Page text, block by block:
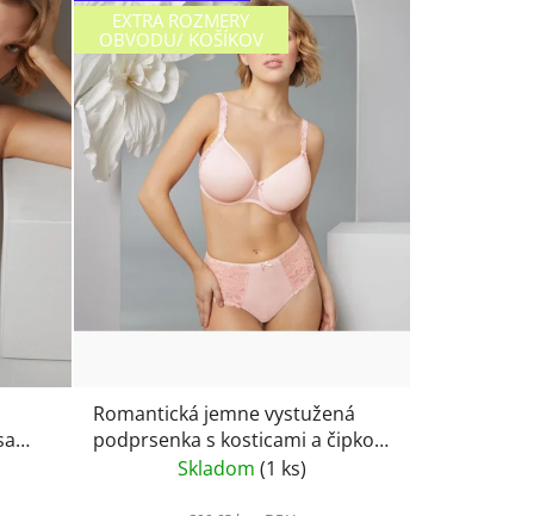
EXTRA ROZMERY
OBVODU/ KOŠÍKOV
Romantická jemne vystužená
podprsenka s kosticami a čipkou
Rosa Faia Suzette 5255- wild rose
Skladom (1 ks)